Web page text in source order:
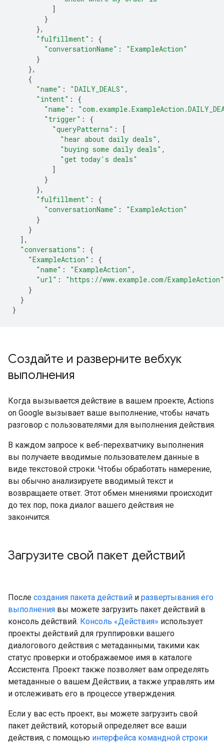
]
}
},
"fulfillment" :
{
"conversationName" :
"ExampleAction"
}
},
{
"name" : "DAILY_DEALS" ,
"intent" :
{
"name" :
"trigger" :
{
"queryPatterns" :
[
"hear about daily deals" ,
"buying some daily deals" ,
"get today's deals"
]
}
},
"fulfillment" :
{
"conversationName" :
"ExampleAction"
}
}
],
"conversations" :
{
"ExampleAction" :
{
"name" : "ExampleAction" ,
"url" :
"https://www.example.com/ExampleAction"
}
}
}
Создайте и разверните вебхук
выполнения
Когда вызывается действие в вашем проекте, Actions
on Google вызывает ваше выполнение, чтобы начать
разговор с пользователями для выполнения действия.
В каждом запросе к веб-перехватчику выполнения
вы получаете вводимые пользователем данные в
виде текстовой строки. Чтобы обработать намерение,
вы обычно анализируете вводимый текст и
возвращаете ответ. Этот обмен мнениями происходит
до тех пор, пока диалог вашего действия не
закончится.
Загрузите свой пакет действий
После создания пакета действий и развертывания его
выполнения вы можете загрузить пакет действий в
консоль действий. Консоль «Действия» использует
проекты действий для группировки вашего
диалогового действия с метаданными, такими как
статус проверки и отображаемое имя в каталоге
Ассистента. Проект также позволяет вам определять
метаданные о вашем Действии, а также управлять им
и отслеживать его в процессе утверждения.
Если у вас есть проект, вы можете загрузить свой
пакет действий, который определяет все ваши
действия, с помощью интерфейса командной строки